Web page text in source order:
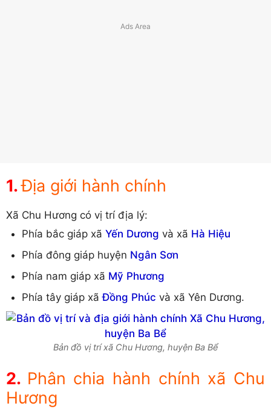
Địa giới hành chính
Xã Chu Hương có vị trí địa lý:
Phía bắc giáp xã Yến Dương và xã Hà Hiệu
Phía đông giáp huyện Ngân Sơn
Phía nam giáp xã Mỹ Phương
Phía tây giáp xãĐồng Phúc và xã Yên Dương.
Bản đồ vị trí xã Chu Hương, huyện Ba Bể
Phân chia hành chính xã Chu
Hương